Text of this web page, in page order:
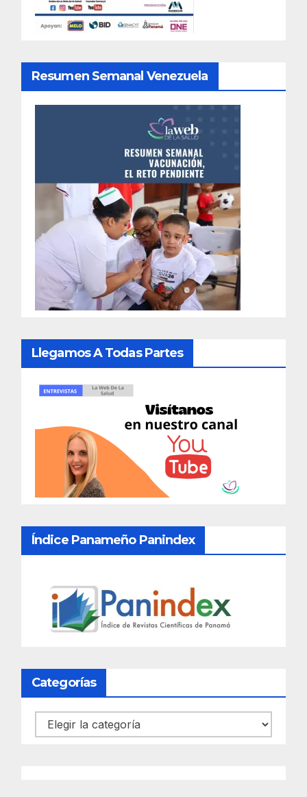
Resumen Semanal Venezuela
Llegamos A Todas Partes
Índice Panameño Panindex
Categorías
Categorías